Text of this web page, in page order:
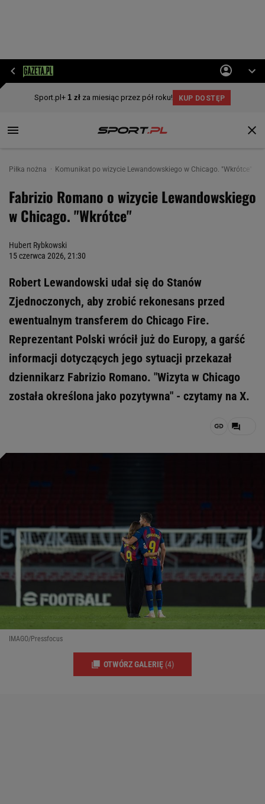
Piłka nożna Komunikat po wizycie Lewandowskiego w Chicago. "Wkrótce"
Fabrizio Romano o wizycie Lewandowskiego
w Chicago. "Wkrótce"
Hubert Rybkowski
15 czerwca 2026, 21:30
Robert Lewandowski udał się do Stanów
Zjednoczonych, aby zrobić rekonesans przed
ewentualnym transferem do Chicago Fire.
Reprezentant Polski wrócił już do Europy, a garść
informacji dotyczących jego sytuacji przekazał
dziennikarz Fabrizio Romano. "Wizyta w Chicago
została określona jako pozytywna" - czytamy na X.
IMAGO/Pressfocus
OTWÓRZ GALERIĘ (4)